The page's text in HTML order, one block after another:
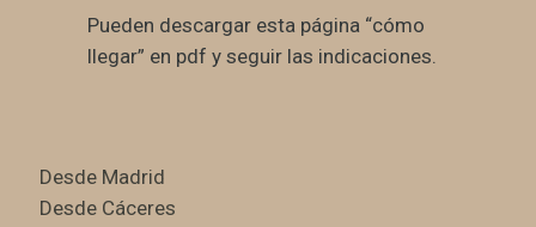
Pueden descargar esta página “cómo
llegar” en pdf y seguir las indicaciones.
Desde Madrid
Desde Cáceres